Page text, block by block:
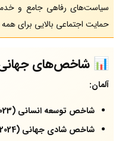
سیاست‌های رفاهی جامع و
حمایت اجتماعی بالایی برای
📊 شاخص‌های
آلمان:
شاخص توسعه انسانی (HDI 2023):
شاخص شادی جهانی (World Happiness 2024):